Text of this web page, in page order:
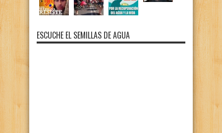
ESCUCHE EL SEMILLAS DE AGUA